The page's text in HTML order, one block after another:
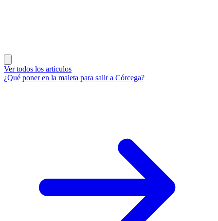
Ver todos los artículos
¿Qué poner en la maleta para salir a Córcega?